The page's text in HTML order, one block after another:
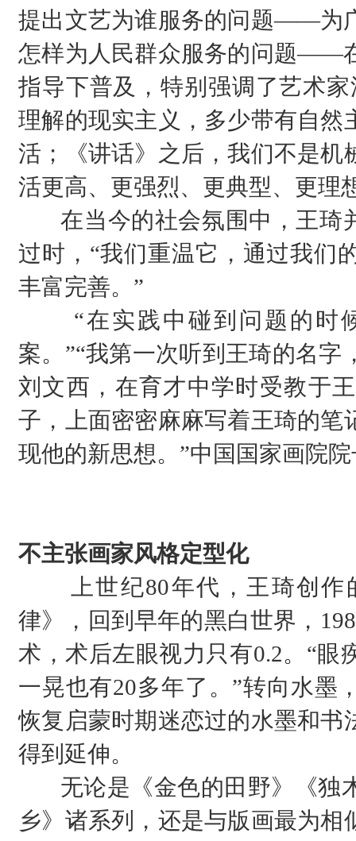
提出文艺为谁服务的问题——为
怎样为人民群众服务的问题——
指导下普及，特别强调了艺术
理解的现实主义，多少带有自然
活；《讲话》之后，我们不是机
活更高、更强烈、更典型、更理
在当今的社会氛围中，王琦
过时，“我们重温它，通过我们
丰富完善。”
“在实践中碰到问题的时
案。”“我第一次听到王琦的名
刘文西，在育才中学时受教于
子，上面密密麻麻写着王琦的笔
现他的新思想。”中国国家画院
不主张画家风格定型化
上世纪80年代，王琦创
律》，回到早年的黑白世界，
术，术后左眼视力只有0.2。“眼
一晃也有20多年了。”转向水墨
恢复启蒙时期迷恋过的水墨和书
得到延伸。
无论是《金色的田野》《独
乡》诸系列，还是与版画最为